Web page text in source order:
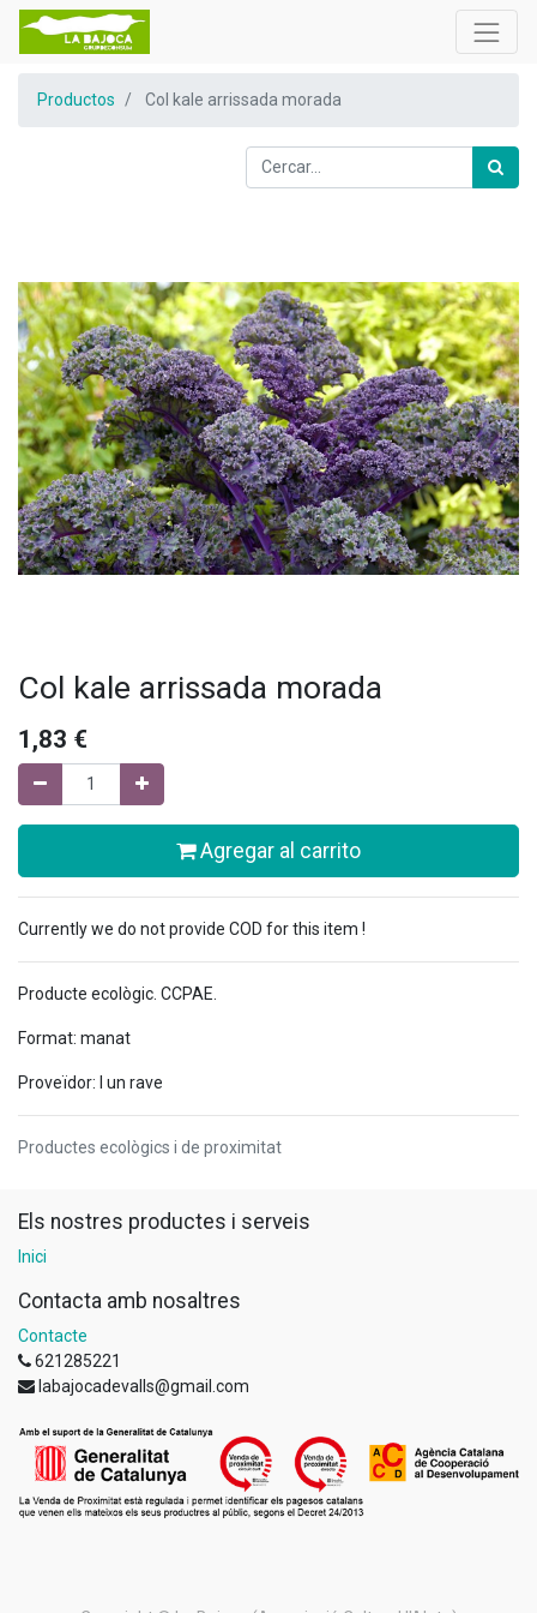
Productos Col kale arrissada morada
Col kale arrissada morada
1,83 €
Agregar al carrito
Currently we do not provide COD for this item !
Producte ecològic. CCPAE.
Format: manat
Proveïdor: I un rave
Productes ecològics i de proximitat
Els nostres productes i serveis
Inici
Contacta amb nosaltres
Contacte
621285221
labajocadevalls@gmail.com